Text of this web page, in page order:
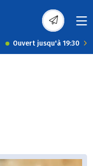
Ouvert jusqu'à 19:30